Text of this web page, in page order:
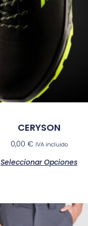
CERYSON
0,00 € IVA incluido
Seleccionar Opciones